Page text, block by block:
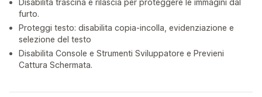
Disabilita trascina e rilascia per proteggere le immagini dal
furto.
Proteggi testo: disabilita copia-incolla, evidenziazione e
selezione del testo
Disabilita Console e Strumenti Sviluppatore e Previeni
Cattura Schermata.